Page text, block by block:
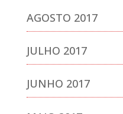
AGOSTO 2017
JULHO 2017
JUNHO 2017